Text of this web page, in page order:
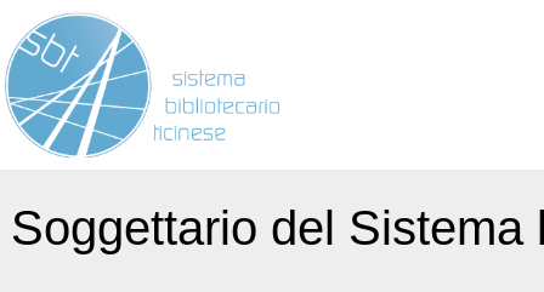
Soggettario del